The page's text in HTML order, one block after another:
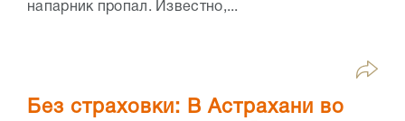
напарник пропал. Известно,...
Без страховки: В Астрахани во